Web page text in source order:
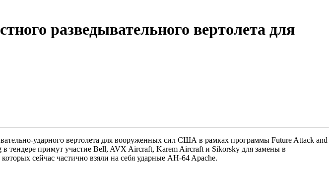
разведывательного вертолета для
ударного вертолета для вооруженных сил США в рамках программы Future Attack and
тендере примут участие Bell, AVX Aircraft, Karem Aircraft и Sikorsky для замены в
сейчас частично взяли на себя ударные AH-64 Apache.